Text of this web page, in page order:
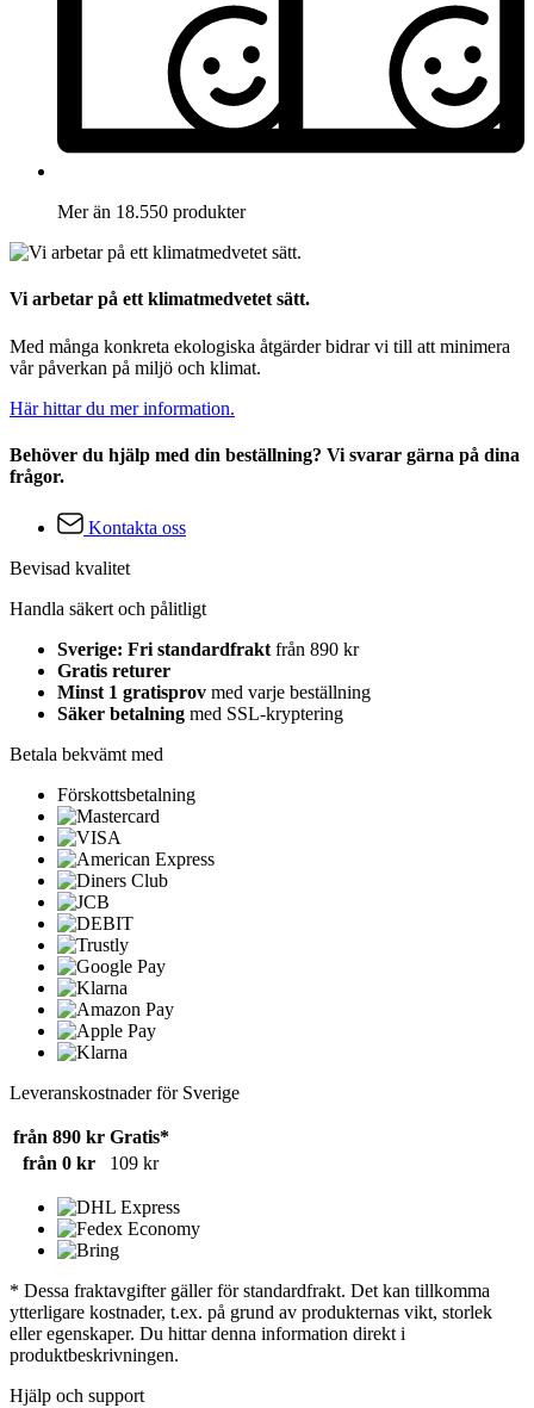
Mer än 18.550 produkter
Vi arbetar på ett klimatmedvetet sätt.
Med många konkreta ekologiska åtgärder bidrar vi till att minimera
vår påverkan på miljö och klimat.
Här hittar du mer information.
Behöver du hjälp med din beställning? Vi svarar gärna på dina
frågor.
Kontakta oss
Bevisad kvalitet
Handla säkert och pålitligt
Sverige: Fri standardfrakt från 890 kr
Gratis returer
Minst 1 gratisprov med varje beställning
Säker betalning med SSL-kryptering
Betala bekvämt med
Förskottsbetalning
Leveranskostnader för Sverige
från 890 kr Gratis*
från 0 kr
109 kr
* Dessa fraktavgifter gäller för standardfrakt. Det kan tillkomma
ytterligare kostnader, t.ex. på grund av produkternas vikt, storlek
eller egenskaper. Du hittar denna information direkt i
produktbeskrivningen.
Hjälp och support